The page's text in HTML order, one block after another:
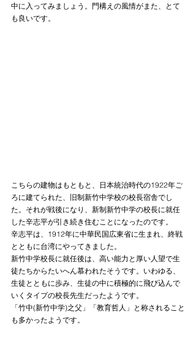
中に入ってみましょう。門構えの風情がまた、とて
も良いです。
こちらの建物はもともと、日本統治時代の1922年ご
ろに建てられた、旧制新竹中学校の校長宿舎でし
た。それが戦後になり、新制新竹中学の校長に就任
した辛志平が引き続き住むことになったのです。
辛志平は、1912年に中華民国広東省に生まれ、終戦
とともに台湾にやってきました。
新竹中学校長に就任後は、高い能力と厚い人望で生
徒たちからたいへん慕われたそうです。いわゆる、
生徒とともに歩み、生徒の中に積極的に飛び込んで
いくタイプの校長先生だったようです。
「竹中(新竹中学)之父」「教育哲人」と称されること
も多かったようです。